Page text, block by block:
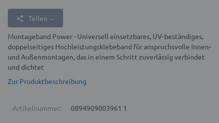
Teilen
Montageband Power - Universell einsetzbares, UV‑beständiges,
doppelseitiges Hochleistungsklebeband für anspruchsvolle Innen‑
und Außenmontagen, das in einem Schritt zuverlässig verbindet
und dichtet
Zur Produktbeschreibung
Artikelnummer: 0894909003961 1